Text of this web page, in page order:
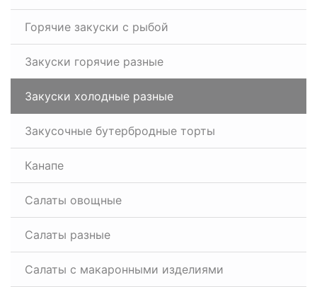
Горячие закуски с рыбой
Закуски горячие разные
Закуски холодные разные
Закусочные бутербродные торты
Канапе
Салаты овощные
Салаты разные
Салаты с макаронными изделиями